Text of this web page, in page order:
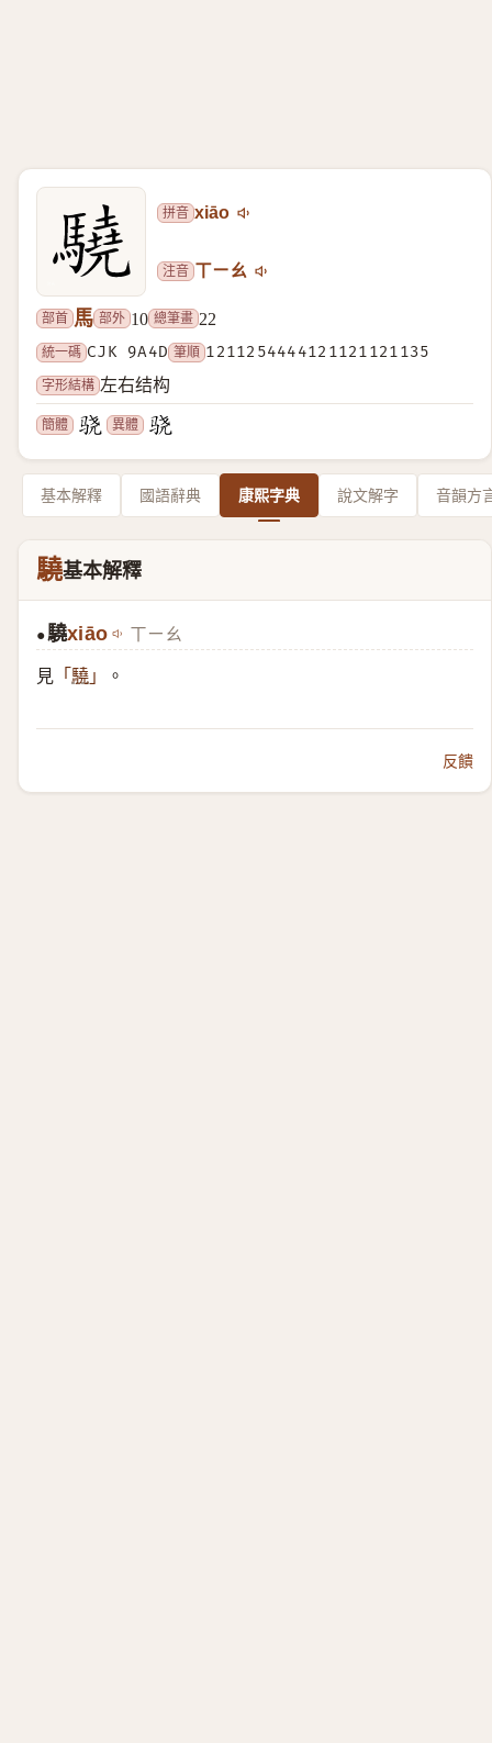
拼音 xiāo
注音 ㄒㄧㄠ
部首 馬 部外 10 總筆畫 22
統一碼 CJK 9A4D 筆順 1211254444121121121135
字形結構 左右结构
簡體 異體
基本解釋 國語辭典 康熙字典 說文解字 音韻方
驍基本解釋
●驍xiāo ㄒㄧㄠ
見 「 驍 」 。
反饋